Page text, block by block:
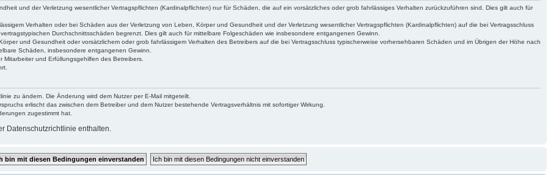
und der Verletzung wesentlicher Vertragspflichten (Kardinalpflichten) nur für Schäden, die auf ein vorsätzliches oder grob fahrlässiges Verhalten zurückzuführen sind. Dies gilt auch für
Verhalten oder bei Schäden aus der Verletzung von Leben, Körper und Gesundheit und der Verletzung wesentlicher Vertragspflichten (Kardinalpflichten) auf die bei Vertragsschluss
Durchschnittsschäden begrenzt. Dies gilt auch für mittelbare Folgeschäden wie insbesondere entgangenen Gewinn.
und Gesundheit oder vorsätzlichem oder grob fahrlässigem Verhalten des Betreibers auf die bei Vertragsschluss typischerweise vorhersehbaren Schäden und im Übrigen der Höhe nach
Schäden, insbesondere entgangenen Gewinn.
und Erfüllungsgehilfen des Betreibers.
zu ändern. Die Änderung wird dem Nutzer per E-Mail mitgeteilt.
erlischt das zwischen dem Betreiber und dem Nutzer bestehende Vertragsverhältnis mit sofortiger Wirkung.
zugestimmt hat.
Datenschutzrichtlinie enthalten.